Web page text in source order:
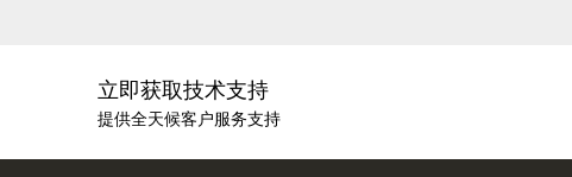
立即获取技术支持
提供全天候客户服务支持